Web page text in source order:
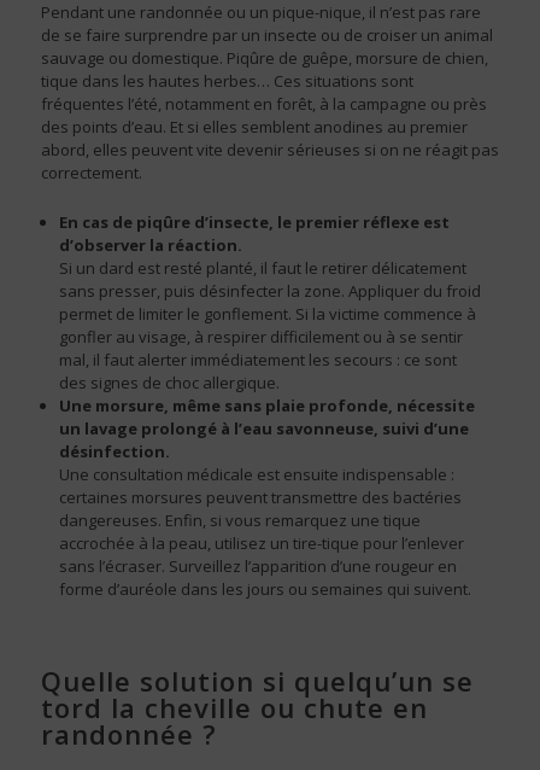
Pendant une randonnée ou un pique-nique, il n’est pas rare
de se faire surprendre par un insecte ou de croiser un animal
sauvage ou domestique. Piqûre de guêpe, morsure de chien,
tique dans les hautes herbes… Ces situations sont
fréquentes l’été, notamment en forêt, à la campagne ou près
des points d’eau. Et si elles semblent anodines au premier
abord, elles peuvent vite devenir sérieuses si on ne réagit pas
correctement.
En cas de piqûre d’insecte, le premier réflexe est
d’observer la réaction.
Si un dard est resté planté, il faut le retirer délicatement
sans presser, puis désinfecter la zone. Appliquer du froid
permet de limiter le gonflement. Si la victime commence à
gonfler au visage, à respirer difficilement ou à se sentir
mal, il faut alerter immédiatement les secours : ce sont
des signes de choc allergique.
Une morsure, même sans plaie profonde, nécessite
un lavage prolongé à l’eau savonneuse, suivi d’une
désinfection.
Une consultation médicale est ensuite indispensable :
certaines morsures peuvent transmettre des bactéries
dangereuses. Enfin, si vous remarquez une tique
accrochée à la peau, utilisez un tire-tique pour l’enlever
sans l’écraser. Surveillez l’apparition d’une rougeur en
forme d’auréole dans les jours ou semaines qui suivent.
Quelle solution si quelqu’un se
tord la cheville ou chute en
randonnée ?